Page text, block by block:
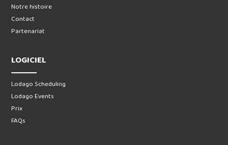
Notre histoire
Contact
Partenariat
LOGICIEL
Lodago Scheduling
Lodago Events
Prix
FAQs